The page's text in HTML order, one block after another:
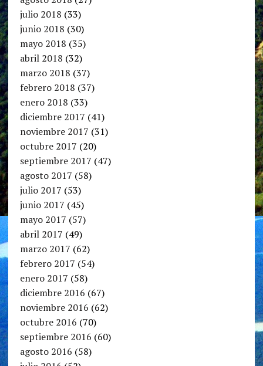
julio 2018 (33)
junio 2018 (30)
mayo 2018 (35)
abril 2018 (32)
marzo 2018 (37)
febrero 2018 (37)
enero 2018 (33)
diciembre 2017 (41)
noviembre 2017 (31)
octubre 2017 (20)
septiembre 2017 (47)
agosto 2017 (58)
julio 2017 (53)
junio 2017 (45)
mayo 2017 (57)
abril 2017 (49)
marzo 2017 (62)
febrero 2017 (54)
enero 2017 (58)
diciembre 2016 (67)
noviembre 2016 (62)
octubre 2016 (70)
septiembre 2016 (60)
agosto 2016 (58)